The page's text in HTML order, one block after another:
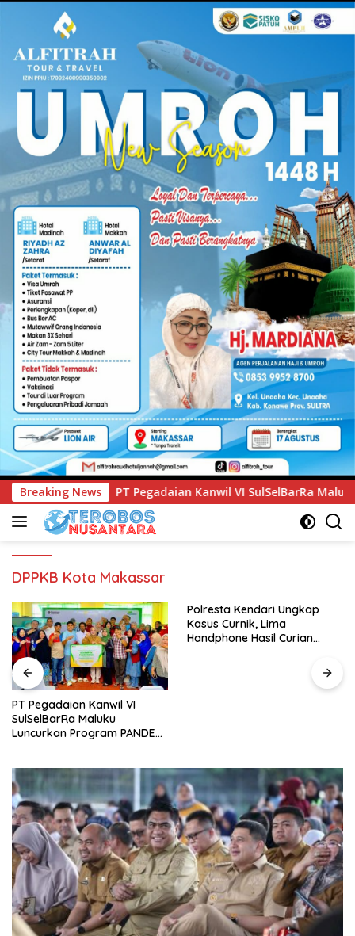
Breaking News
Kanwil VI SulSelBarRa Maluku Luncurkan Program PANDE
DPPKB Kota Makassar
PT Pegadaian Kanwil VI
SulSelBarRa Maluku
Luncurkan Program PANDE
Polresta Kendari Ungkap
Kasus Curnik, Lima
Handphone Hasil Curian